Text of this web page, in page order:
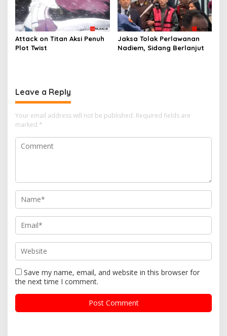
Attack on Titan Aksi Penuh
Plot Twist
Jaksa Tolak Perlawanan
Nadiem, Sidang Berlanjut
Leave a Reply
Your email address will not be published. Required fields are
marked *
Save my name, email, and website in this browser for
the next time I comment.